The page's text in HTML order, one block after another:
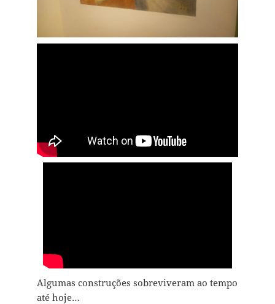
Algumas construções sobreviveram ao tempo
até hoje…